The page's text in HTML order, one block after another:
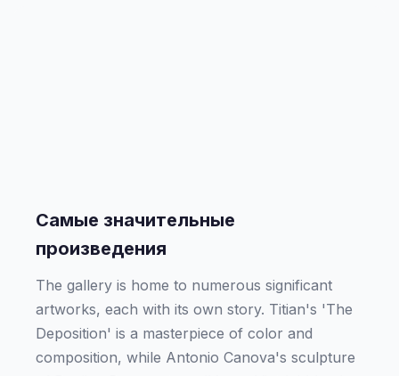
Самые значительные
произведения
The gallery is home to numerous significant
artworks, each with its own story. Titian's 'The
Deposition' is a masterpiece of color and
composition, while Antonio Canova's sculpture